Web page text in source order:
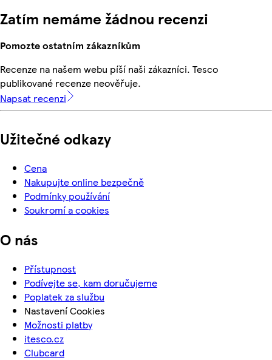
Zatím nemáme žádnou recenzi
Pomozte ostatním zákazníkům
Recenze na našem webu píší naši zákazníci. Tesco
publikované recenze neověřuje.
Napsat recenzi
Užitečné odkazy
Cena
Nakupujte online bezpečně
Podmínky používání
Soukromí a cookies
O nás
Přístupnost
Podívejte se, kam doručujeme
Poplatek za službu
Nastavení Cookies
Možnosti platby
itesco.cz
Clubcard